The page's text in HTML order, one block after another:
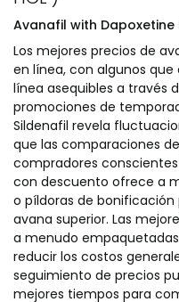
Avanafil with Dapoxetine
Los mejores precios de
en línea, con algunos
línea asequibles a través
promociones de
Sildenafil revela
que las comparaciones
compradores
con descuento ofrece a
o píldoras de
avana superior. Las
a menudo
reducir los costos
seguimiento de precios
mejores tiempos para